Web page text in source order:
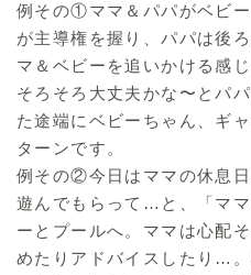
例その①ママ＆パパがベビ
が主導権を握り、パパは後
マ＆ベビーを追いかける感
そろそろ大丈夫かな〜とパ
た途端にベビーちゃん、ギ
ターンです。
例その②今日はママの休息
遊んでもらって…と、「マ
ーとプールへ。ママは心配
めたりアドバイスしたり…